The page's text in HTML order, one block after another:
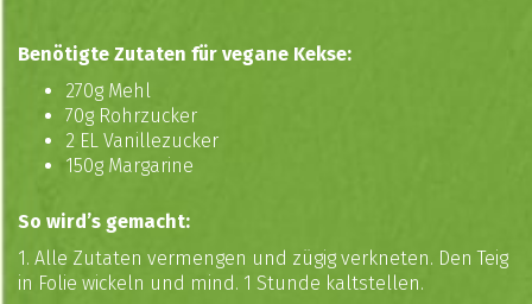
Benötigte Zutaten für vegane Kekse:
270g Mehl
70g Rohrzucker
2 EL Vanillezucker
150g Margarine
So wird’s gemacht:
1. Alle Zutaten vermengen und zügig verkneten. Den Teig
in Folie wickeln und mind. 1 Stunde kaltstellen.